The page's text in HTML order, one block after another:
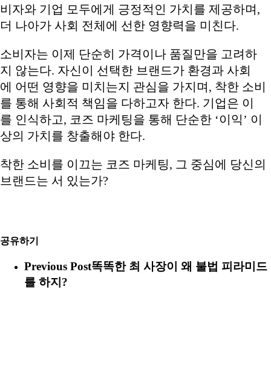
비자와 기업 모두에게 긍정적인 가치를 제공하며,
더 나아가 사회 전체에 선한 영향력을 미친다.
소비자는 이제 단순히 가격이나 품질만을 고려하
지 않는다. 자신이 선택한 브랜드가 환경과 사회
에 어떤 영향을 미치는지 관심을 가지며, 착한 소비
를 통해 사회적 책임을 다하고자 한다. 기업은 이
를 인식하고, 코즈 마케팅을 통해 단순한 ‘이익’ 이
상의 가치를 창출해야 한다.
착한 소비를 이끄는 코즈 마케팅, 그 중심에 당신의
브랜드는 서 있는가?
공유하기
Previous Post똑똑한 최 사장이 왜 불법 피라미드
를 하지?